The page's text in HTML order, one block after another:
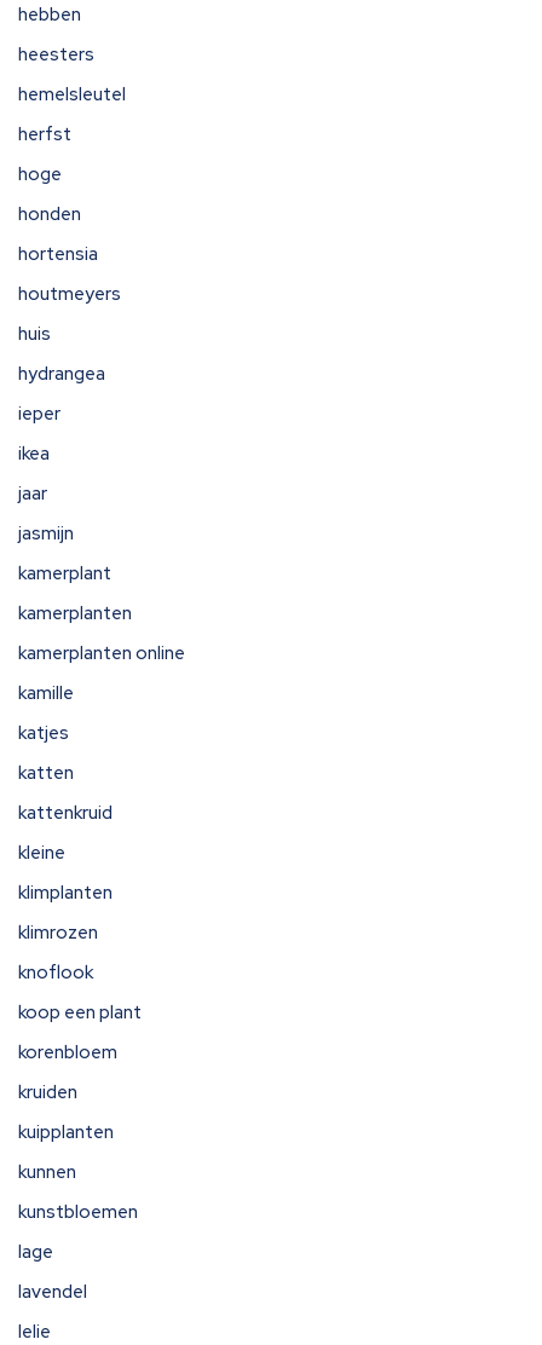
hebben
heesters
hemelsleutel
herfst
hoge
honden
hortensia
houtmeyers
huis
hydrangea
ieper
ikea
jaar
jasmijn
kamerplant
kamerplanten
kamerplanten online
kamille
katjes
katten
kattenkruid
kleine
klimplanten
klimrozen
knoflook
koop een plant
korenbloem
kruiden
kuipplanten
kunnen
kunstbloemen
lage
lavendel
lelie